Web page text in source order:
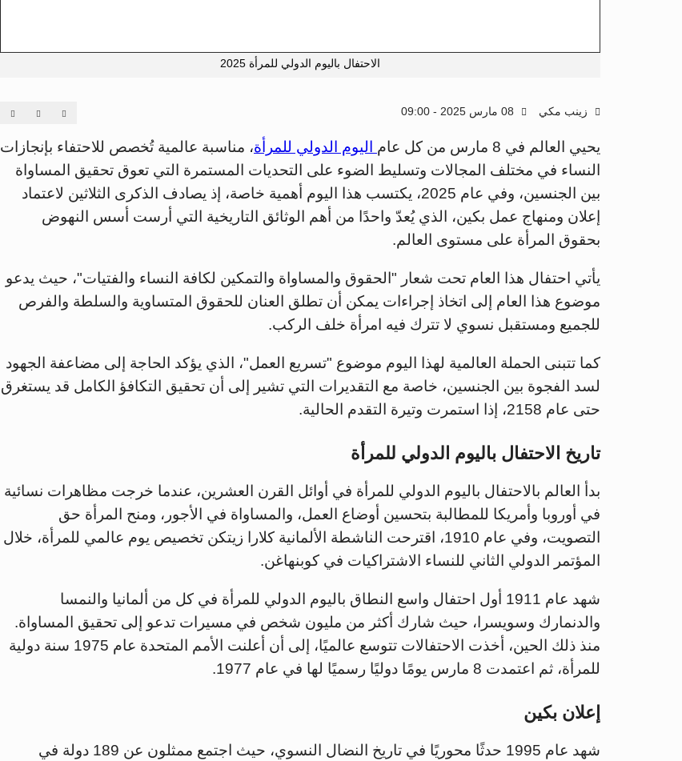
الاحتفال باليوم الدولي للمرأة 2025
زينب مكي
يحيي العالم في 8 مارس من كل عام اليوم الدولي للمرأة، مناسبة عالمية تُخصص للاحتفاء بإنجازات
النساء في مختلف المجالات وتسليط الضوء على التحديات المستمرة التي تعوق تحقيق المساواة
بين الجنسين، وفي عام 2025، يكتسب هذا اليوم أهمية خاصة، إذ يصادف الذكرى الثلاثين لاعتماد
إعلان ومنهاج عمل بكين، الذي يُعدّ واحدًا من أهم الوثائق التاريخية التي أرست أسس النهوض
بحقوق المرأة على مستوى العالم.
يأتي احتفال هذا العام تحت شعار "الحقوق والمساواة والتمكين لكافة النساء والفتيات"، حيث يدعو
موضوع هذا العام إلى اتخاذ إجراءات يمكن أن تطلق العنان للحقوق المتساوية والسلطة والفرص
للجميع ومستقبل نسوي لا تترك فيه امرأة خلف الركب.
كما تتبنى الحملة العالمية لهذا اليوم موضوع "تسريع العمل"، الذي يؤكد الحاجة إلى مضاعفة الجهود
لسد الفجوة بين الجنسين، خاصة مع التقديرات التي تشير إلى أن تحقيق التكافؤ الكامل قد يستغرق
حتى عام 2158، إذا استمرت وتيرة التقدم الحالية.
تاريخ الاحتفال باليوم الدولي للمرأة
بدأ العالم بالاحتفال باليوم الدولي للمرأة في أوائل القرن العشرين، عندما خرجت مظاهرات نسائية
في أوروبا وأمريكا للمطالبة بتحسين أوضاع العمل، والمساواة في الأجور، ومنح المرأة حق
التصويت، وفي عام 1910، اقترحت الناشطة الألمانية كلارا زيتكن تخصيص يوم عالمي للمرأة، خلال
المؤتمر الدولي الثاني للنساء الاشتراكيات في كوبنهاغن.
شهد عام 1911 أول احتفال واسع النطاق باليوم الدولي للمرأة في كل من ألمانيا والنمسا
والدنمارك وسويسرا، حيث شارك أكثر من مليون شخص في مسيرات تدعو إلى تحقيق المساواة.
منذ ذلك الحين، أخذت الاحتفالات تتوسع عالميًا، إلى أن أعلنت الأمم المتحدة عام 1975 سنة دولية
للمرأة، ثم اعتمدت 8 مارس يومًا دوليًا رسميًا لها في عام 1977.
إعلان بكين
شهد عام 1995 حدثًا محوريًا في تاريخ النضال النسوي، حيث اجتمع ممثلون عن 189 دولة في